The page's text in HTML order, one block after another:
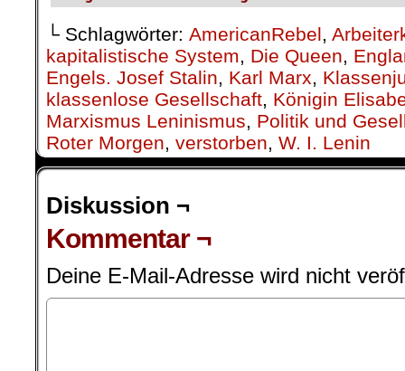
└ Schlagwörter: AmericanRebel,
kapitalistische System, Die Queen,
Engels. Josef Stalin, Karl Marx,
klassenlose Gesellschaft, Königin
Marxismus Leninismus, Politik und
Roter Morgen, verstorben, W. I. Lenin
Diskussion ¬
Kommentar ¬
Deine E-Mail-Adresse wird nicht